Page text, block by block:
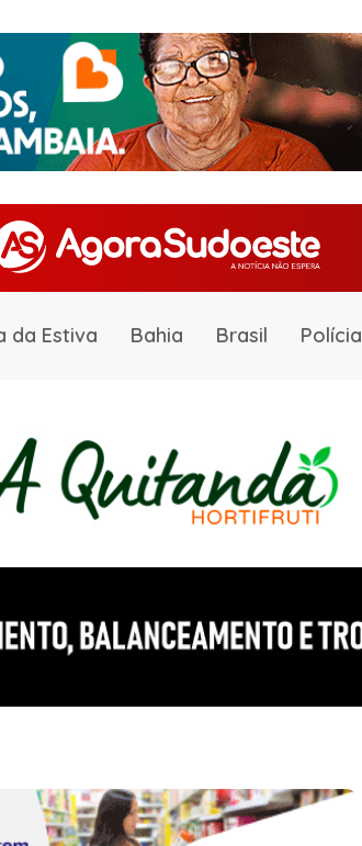
da Estiva Bahia Brasil Polícia